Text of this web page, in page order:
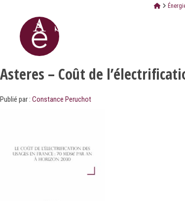
Asteres – Coût de
Publié par : Constance Peruchot